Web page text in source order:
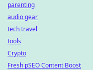
parenting
audio gear
tech travel
tools
Crypto
Fresh pSEO Content Boost